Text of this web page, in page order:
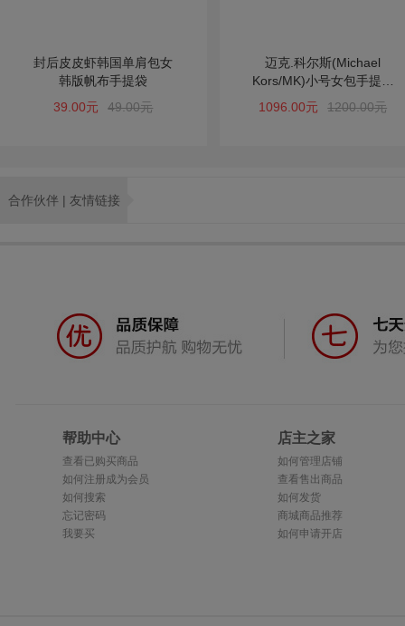
封后皮皮虾韩国单肩包女
韩版帆布手提袋
39.00元
49.00元
迈克.科尔斯(Michael
Kors/MK)小号女包手提单
肩斜跨包
1096.00元 1200.00元
合作伙伴 | 友情链接
帮助中心
查看已购买商品
如何注册成为会员
如何搜索
忘记密码
我要买
店主之家
如何管理店铺
查看售出商品
如何发货
商城商品推荐
如何申请开店